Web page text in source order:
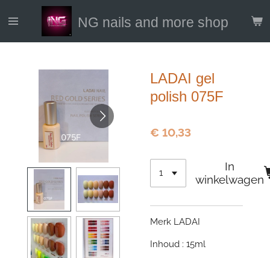
direct
NG nails and more shop
LADAI gel
polish 075F
€ 10,33
In
winkelwagen
Merk LADAI
Inhoud : 15ml